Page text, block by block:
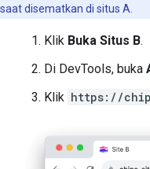
saat disematkan di situs A.
Klik Buka Situs B.
Di DevTools, buka
Klik https://